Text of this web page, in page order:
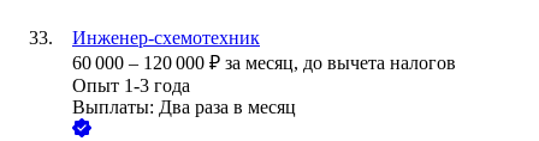
Инженер-схемотехник
60 000 – 120 000 ₽ за месяц, до вычета налогов
Опыт 1-3 года
Выплаты: Два раза в месяц